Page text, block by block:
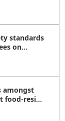
standards
on...
amongst
food-resi...